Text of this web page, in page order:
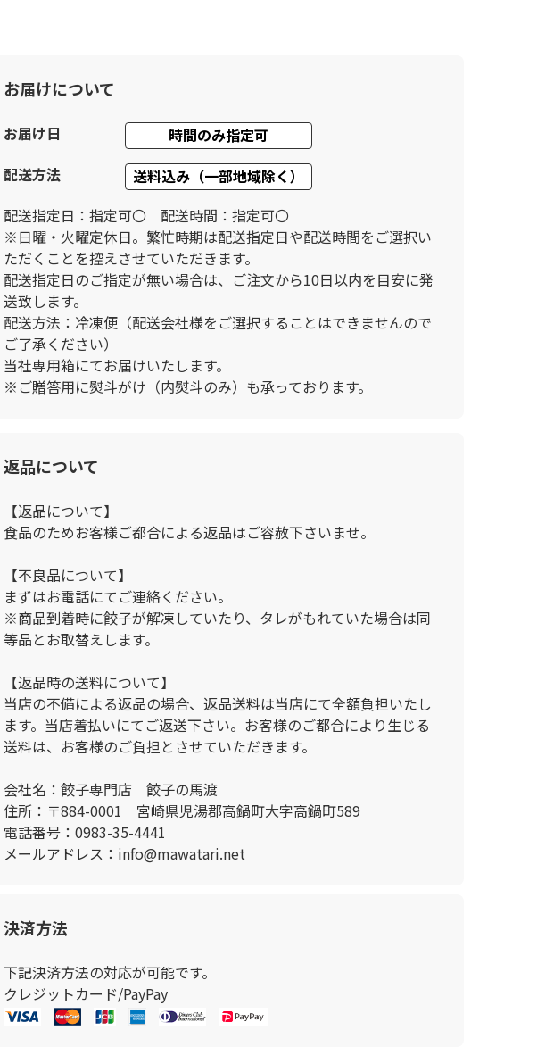
お届けについて
お届け日
時間のみ指定可
配送方法
送料込み（一部地域除く）
配送指定日：指定可〇 配送時間：指定可〇
※日曜・火曜定休日。繁忙時期は配送指定日や配送時間をご選択い
ただくことを控えさせていただきます。
配送指定日のご指定が無い場合は、ご注文から10日以内を目安に発
送致します。
配送方法：冷凍便（配送会社様をご選択することはできませんので
ご了承ください）
当社専用箱にてお届けいたします。
※ご贈答用に熨斗がけ（内熨斗のみ）も承っております。
返品について
【返品について】
食品のためお客様ご都合による返品はご容赦下さいませ。
【不良品について】
まずはお電話にてご連絡ください。
※商品到着時に餃子が解凍していたり、タレがもれていた場合は同
等品とお取替えします。
【返品時の送料について】
当店の不備による返品の場合、返品送料は当店にて全額負担いたし
ます。当店着払いにてご返送下さい。お客様のご都合により生じる
送料は、お客様のご負担とさせていただきます。
会社名：餃子専門店 餃子の馬渡
住所：〒884-0001 宮崎県児湯郡高鍋町大字高鍋町589
電話番号：0983-35-4441
メールアドレス：info@mawatari.net
決済方法
下記決済方法の対応が可能です。
クレジットカード/PayPay